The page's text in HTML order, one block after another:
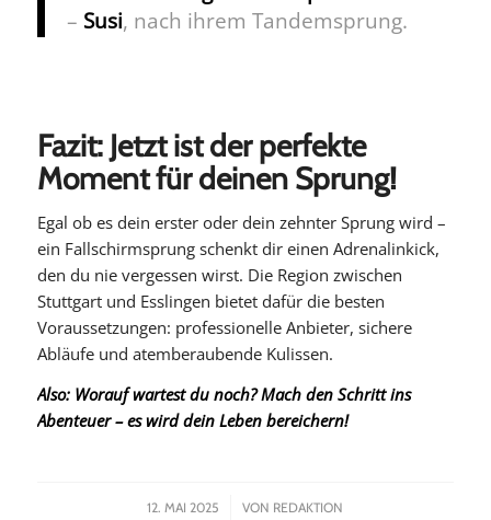
– Susi, nach ihrem Tandemsprung.
Fazit: Jetzt ist der perfekte
Moment für deinen Sprung!
Egal ob es dein erster oder dein zehnter Sprung wird –
ein Fallschirmsprung schenkt dir einen Adrenalinkick,
den du nie vergessen wirst. Die Region zwischen
Stuttgart und Esslingen bietet dafür die besten
Voraussetzungen: professionelle Anbieter, sichere
Abläufe und atemberaubende Kulissen.
Also: Worauf wartest du noch? Mach den Schritt ins
Abenteuer – es wird dein Leben bereichern!
12. MAI 2025
/ VON REDAKTION